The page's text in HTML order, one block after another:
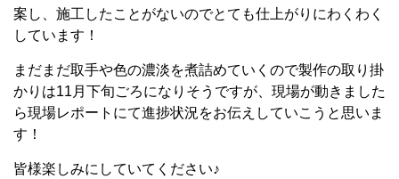
案し、施工したことがないのでとても仕上がりにわくわく
しています！
まだまだ取手や色の濃淡を煮詰めていくので製作の取り掛
かりは11月下旬ごろになりそうですが、現場が動きました
ら現場レポートにて進捗状況をお伝えしていこうと思いま
す！
皆様楽しみにしていてください♪